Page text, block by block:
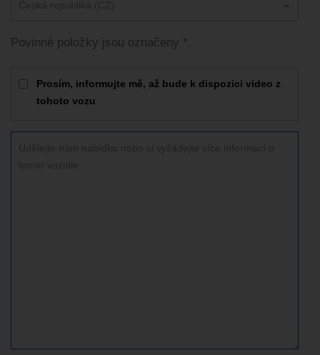
Povinné položky jsou označeny *.
Prosím, informujte mě, až bude k dispozici video z
tohoto vozu